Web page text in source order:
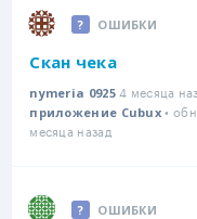
ОШИБКИ
Скан чека
nymeria 09254 месяца
приложение Cubux •
месяца назад
ОШИБКИ